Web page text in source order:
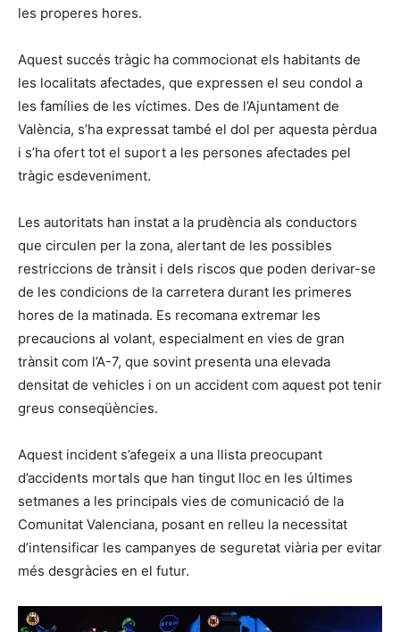
les properes hores.
Aquest succés tràgic ha commocionat els habitants de
les localitats afectades, que expressen el seu condol a
les famílies de les víctimes. Des de l’Ajuntament de
València, s’ha expressat també el dol per aquesta pèrdua
i s’ha ofert tot el suport a les persones afectades pel
tràgic esdeveniment.
Les autoritats han instat a la prudència als conductors
que circulen per la zona, alertant de les possibles
restriccions de trànsit i dels riscos que poden derivar-se
de les condicions de la carretera durant les primeres
hores de la matinada. Es recomana extremar les
precaucions al volant, especialment en vies de gran
trànsit com l’A-7, que sovint presenta una elevada
densitat de vehicles i on un accident com aquest pot tenir
greus conseqüències.
Aquest incident s’afegeix a una llista preocupant
d’accidents mortals que han tingut lloc en les últimes
setmanes a les principals vies de comunicació de la
Comunitat Valenciana, posant en relleu la necessitat
d’intensificar les campanyes de seguretat viària per evitar
més desgràcies en el futur.